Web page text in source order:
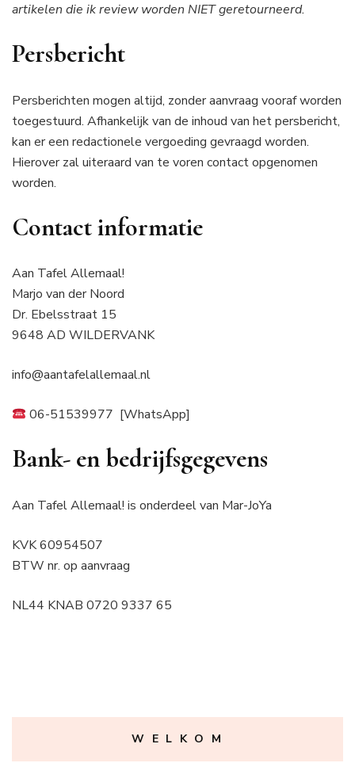
artikelen die ik review worden NIET geretourneerd.
Persbericht
Persberichten mogen altijd, zonder aanvraag vooraf worden
toegestuurd. Afhankelijk van de inhoud van het persbericht,
kan er een redactionele vergoeding gevraagd worden.
Hierover zal uiteraard van te voren contact opgenomen
worden.
Contact informatie
Aan Tafel Allemaal!
Marjo van der Noord
Dr. Ebelsstraat 15
9648 AD WILDERVANK
info@aantafelallemaal.nl
06-51539977 [WhatsApp]
Bank- en bedrijfsgegevens
Aan Tafel Allemaal! is onderdeel van Mar-JoYa
KVK 60954507
BTW nr. op aanvraag
NL44 KNAB 0720 9337 65
W E L K O M